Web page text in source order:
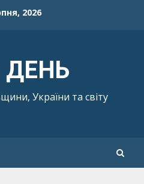
2026
ДЕНЬ
України та світу